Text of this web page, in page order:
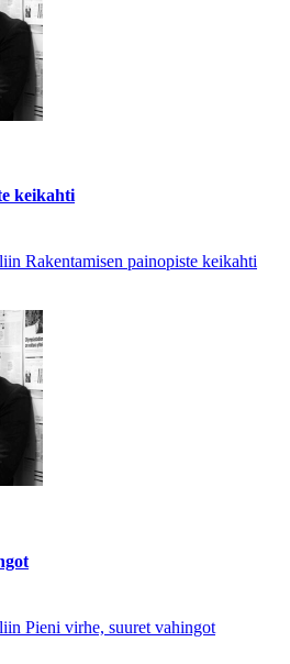
keikahti
Rakentamisen painopiste keikahti
Pieni virhe, suuret vahingot